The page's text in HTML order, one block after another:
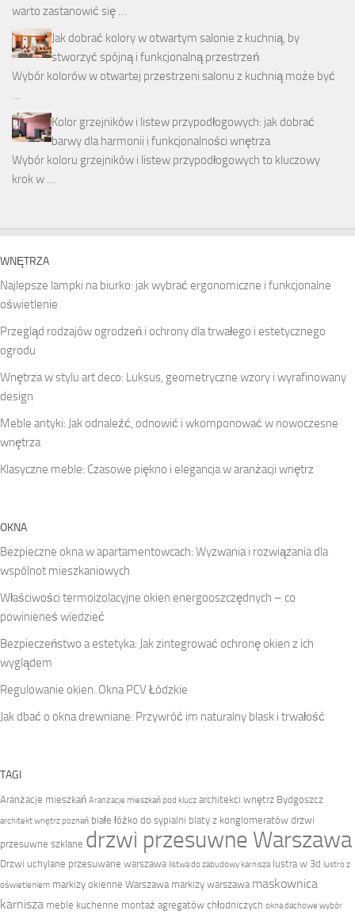
warto zastanowić się …
Jak dobrać kolory w otwartym salonie z kuchnią, by
stworzyć spójną i funkcjonalną przestrzeń
Wybór kolorów w otwartej przestrzeni salonu z kuchnią może być
…
Kolor grzejników i listew przypodłogowych: jak dobrać
barwy dla harmonii i funkcjonalności wnętrza
Wybór koloru grzejników i listew przypodłogowych to kluczowy
krok w …
WNĘTRZA
Najlepsze lampki na biurko: jak wybrać ergonomiczne i funkcjonalne
oświetlenie
Przegląd rodzajów ogrodzeń i ochrony dla trwałego i estetycznego
ogrodu
Wnętrza w stylu art deco: Luksus, geometryczne wzory i wyrafinowany
design
Meble antyki: Jak odnaleźć, odnowić i wkomponować w nowoczesne
wnętrza
Klasyczne meble: Czasowe piękno i elegancja w aranżacji wnętrz
OKNA
Bezpieczne okna w apartamentowcach: Wyzwania i rozwiązania dla
wspólnot mieszkaniowych
Właściwości termoizolacyjne okien energooszczędnych – co
powinieneś wiedzieć
Bezpieczeństwo a estetyka: Jak zintegrować ochronę okien z ich
wyglądem
Regulowanie okien. Okna PCV Łódzkie
Jak dbać o okna drewniane: Przywróć im naturalny blask i trwałość
TAGI
Aranżacje mieszkań Aranżacje mieszkań pod klucz architekci wnętrz Bydgoszcz
architekt wnętrz poznań białe łóżko do sypialni blaty z konglomeratów drzwi
przesuwne szklane drzwi przesuwne Warszawa
Drzwi uchylane przesuwane warszawa listwa do zabudowy karnisza lustra w 3d lustro z
oświetleniem markizy okienne Warszawa markizy warszawa maskownica
karnisza meble kuchenne montaż agregatów chłodniczych okna dachowe wybór